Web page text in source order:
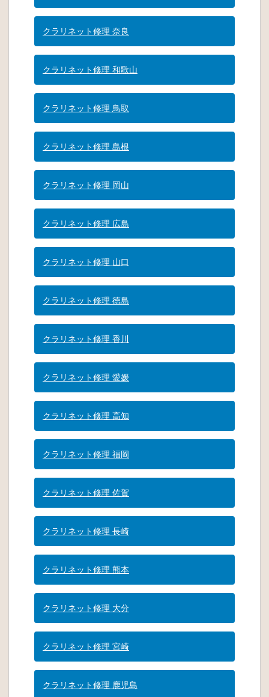
クラリネット修理 奈良
クラリネット修理 和歌山
クラリネット修理 鳥取
クラリネット修理 島根
クラリネット修理 岡山
クラリネット修理 広島
クラリネット修理 山口
クラリネット修理 徳島
クラリネット修理 香川
クラリネット修理 愛媛
クラリネット修理 高知
クラリネット修理 福岡
クラリネット修理 佐賀
クラリネット修理 長崎
クラリネット修理 熊本
クラリネット修理 大分
クラリネット修理 宮崎
クラリネット修理 鹿児島